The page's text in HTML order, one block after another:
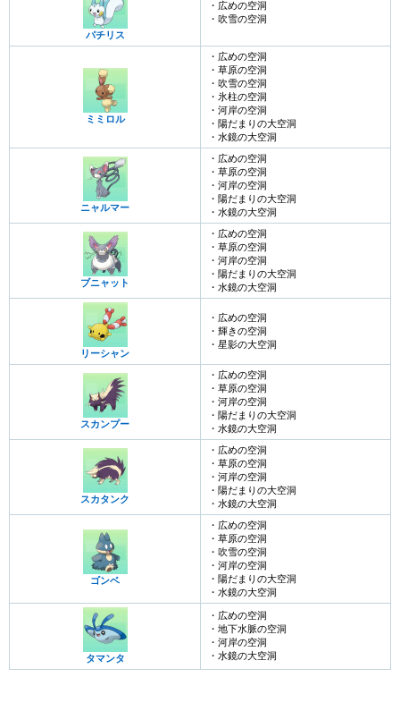
パチリス
・広めの空洞
・吹雪の空洞
ミミロル
・広めの空洞
・草原の空洞
・吹雪の空洞
・氷柱の空洞
・河岸の空洞
・陽だまりの大空洞
・水鏡の大空洞
ニャルマー
・広めの空洞
・草原の空洞
・河岸の空洞
・陽だまりの大空洞
・水鏡の大空洞
ブニャット
・広めの空洞
・草原の空洞
・河岸の空洞
・陽だまりの大空洞
・水鏡の大空洞
リーシャン
・広めの空洞
・輝きの空洞
・星影の大空洞
スカンプー
・広めの空洞
・草原の空洞
・河岸の空洞
・陽だまりの大空洞
・水鏡の大空洞
スカタンク
・広めの空洞
・草原の空洞
・河岸の空洞
・陽だまりの大空洞
・水鏡の大空洞
ゴンベ
・広めの空洞
・草原の空洞
・吹雪の空洞
・河岸の空洞
・陽だまりの大空洞
・水鏡の大空洞
タマンタ
・広めの空洞
・地下水脈の空洞
・河岸の空洞
・水鏡の大空洞